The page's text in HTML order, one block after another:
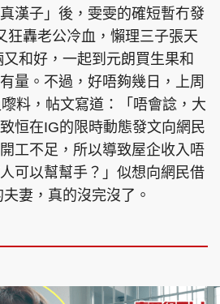
漢子」後，雯雯的確短暫冇發
狂轟老公冷血，懶理三子張天
和好，一起到元朗買生果和
量。不過，好唔夠幾日，上周
料，帖文寫道：「唔會諗，大
恒在IG的限時動態發文向網民
工不足，所以導致屋企收入唔
可以幫幫手？」似想向網民借
妻，真的沒完沒了。